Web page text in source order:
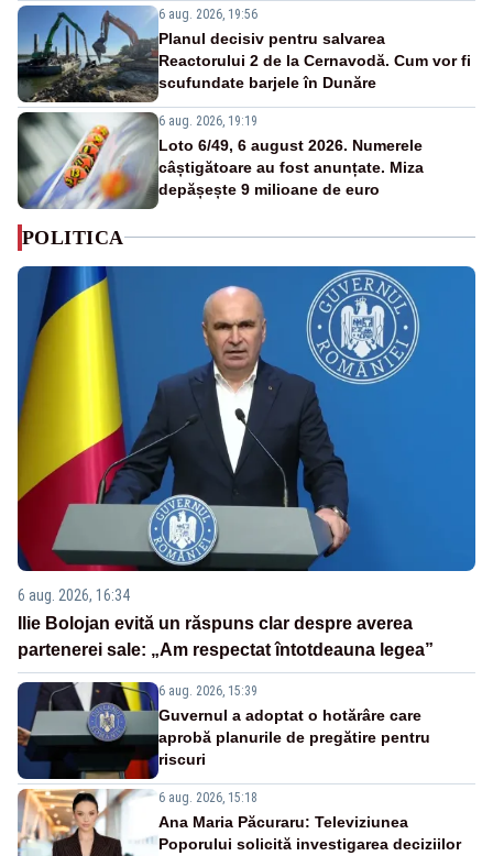
6 aug. 2026, 19:56
Planul decisiv pentru salvarea
Reactorului 2 de la Cernavodă. Cum vor fi
scufundate barjele în Dunăre
6 aug. 2026, 19:19
Loto 6/49, 6 august 2026. Numerele
câștigătoare au fost anunțate. Miza
depășește 9 milioane de euro
POLITICA
6 aug. 2026, 16:34
Ilie Bolojan evită un răspuns clar despre averea
partenerei sale: „Am respectat întotdeauna legea”
6 aug. 2026, 15:39
Guvernul a adoptat o hotărâre care
aprobă planurile de pregătire pentru
riscuri
6 aug. 2026, 15:18
Ana Maria Păcuraru: Televiziunea
Poporului solicită investigarea deciziilor